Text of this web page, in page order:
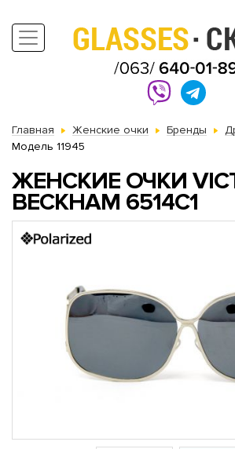
Главная Женские очки Бренды
Модель 11945
ЖЕНСКИЕ ОЧКИ
BECKHAM 6514C1